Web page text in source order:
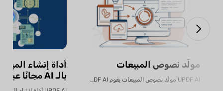
مولّد نصوص المبيعات
UPDF AI مولّد نصوص المبيعات يقوم UPDF AI بتحويل...
أداة إنشاء
بالـ AI مجانًا عبر الإنترنت